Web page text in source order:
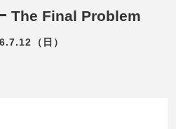
The Final Problem
（日）